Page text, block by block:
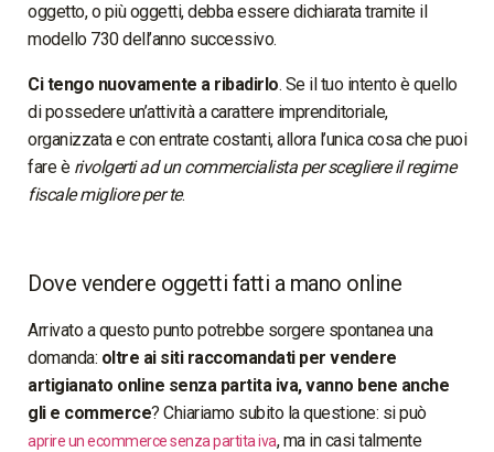
oggetto, o più oggetti, debba essere dichiarata tramite il
modello 730 dell’anno successivo.
Ci tengo nuovamente a ribadirlo. Se il tuo intento è quello
di possedere un’attività a carattere imprenditoriale,
organizzata e con entrate costanti, allora l’unica cosa che puoi
fare è rivolgerti ad un commercialista per scegliere il regime
fiscale migliore per te.
Dove vendere oggetti fatti a mano online
Arrivato a questo punto potrebbe sorgere spontanea una
domanda: oltre ai siti raccomandati per vendere
artigianato online senza partita iva, vanno bene anche
gli e commerce? Chiariamo subito la questione: si può
aprire un ecommerce senza partita iva, ma in casi talmente